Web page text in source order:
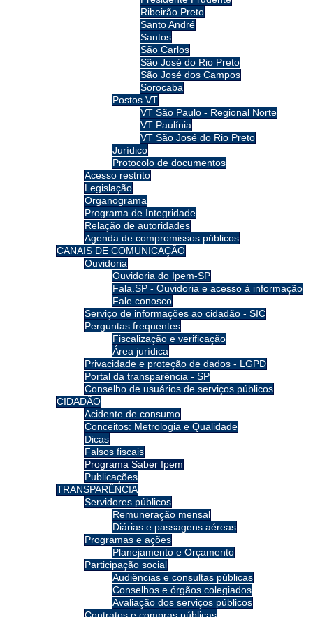
Ribeirão Preto
Santo André
Santos
São Carlos
São José do Rio Preto
São José dos Campos
Sorocaba
Postos VT
VT São Paulo - Regional Norte
VT Paulínia
VT São José do Rio Preto
Jurídico
Protocolo de documentos
Acesso restrito
Legislação
Organograma
Programa de Integridade
Relação de autoridades
Agenda de compromissos públicos
CANAIS DE COMUNICAÇÃO
Ouvidoria
Ouvidoria do Ipem-SP
Fala.SP - Ouvidoria e acesso à informação
Fale conosco
Serviço de informações ao cidadão - SIC
Perguntas frequentes
Fiscalização e verificação
Área jurídica
Privacidade e proteção de dados - LGPD
Portal da transparência - SP
Conselho de usuários de serviços públicos
CIDADÃO
Acidente de consumo
Conceitos: Metrologia e Qualidade
Dicas
Falsos fiscais
Programa Saber Ipem
Publicações
TRANSPARÊNCIA
Servidores públicos
Remuneração mensal
Diárias e passagens aéreas
Programas e ações
Planejamento e Orçamento
Participação social
Audiências e consultas públicas
Conselhos e órgãos colegiados
Avaliação dos serviços públicos